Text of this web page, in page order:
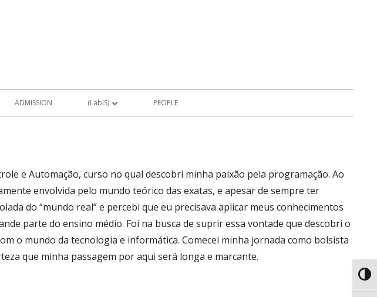
ADMISSION (LabIS) PEOPLE
e Automação, curso no qual descobri minha paixão pela programação. Ao
envolvida pelo mundo teórico das exatas, e apesar de sempre ter
do “mundo real” e percebi que eu precisava aplicar meus conhecimentos
parte do ensino médio. Foi na busca de suprir essa vontade que descobri o
o mundo da tecnologia e informática. Comecei minha jornada como bolsista
que minha passagem por aqui será longa e marcante.